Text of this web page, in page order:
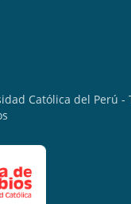
Católica del Perú -